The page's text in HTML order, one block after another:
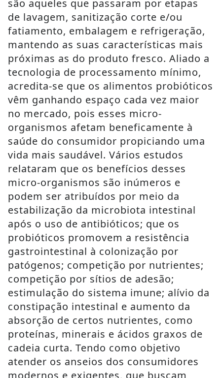
são aqueles que passaram por etapas
de lavagem, sanitização corte e/ou
fatiamento, embalagem e refrigeração,
mantendo as suas características mais
próximas as do produto fresco. Aliado a
tecnologia de processamento mínimo,
acredita-se que os alimentos probióticos
vêm ganhando espaço cada vez maior
no mercado, pois esses micro-
organismos afetam beneficamente à
saúde do consumidor propiciando uma
vida mais saudável. Vários estudos
relataram que os benefícios desses
micro-organismos são inúmeros e
podem ser atribuídos por meio da
estabilização da microbiota intestinal
após o uso de antibióticos; que os
probióticos promovem a resistência
gastrointestinal à colonização por
patógenos; competição por nutrientes;
competição por sítios de adesão;
estimulação do sistema imune; alívio da
constipação intestinal e aumento da
absorção de certos nutrientes, como
proteínas, minerais e ácidos graxos de
cadeia curta. Tendo como objetivo
atender os anseios dos consumidores
modernos e exigentes, que buscam